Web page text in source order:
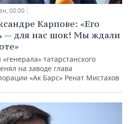
00:00
Карпове: «Его
— для нас шок! Мы ждали
татарстанского
на заводе глава
«Ак Барс» Ренат Мистахов